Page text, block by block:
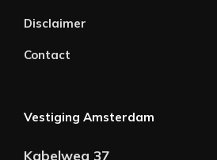
Disclaimer
Contact
Vestiging Amsterdam
Kabelweg 37